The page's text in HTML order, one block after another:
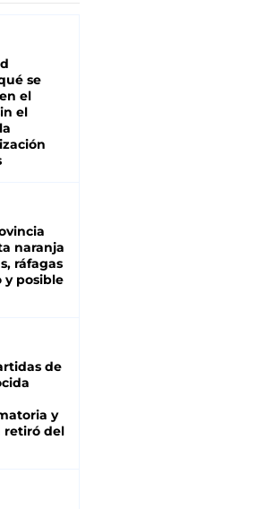
se
el
el
naranja
ráfagas
y posible
de
y
retiró del